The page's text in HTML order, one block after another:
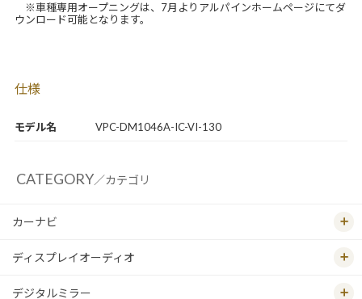
モデル名 VPC-DM1046A-IC-VI-130
※車種専用オープニングは、7月よりアルパインホームページにてダ
ウンロード可能となります。
仕様
CATEGORY／カテゴリ
カーナビ
ディスプレイオーディオ
デジタルミラー